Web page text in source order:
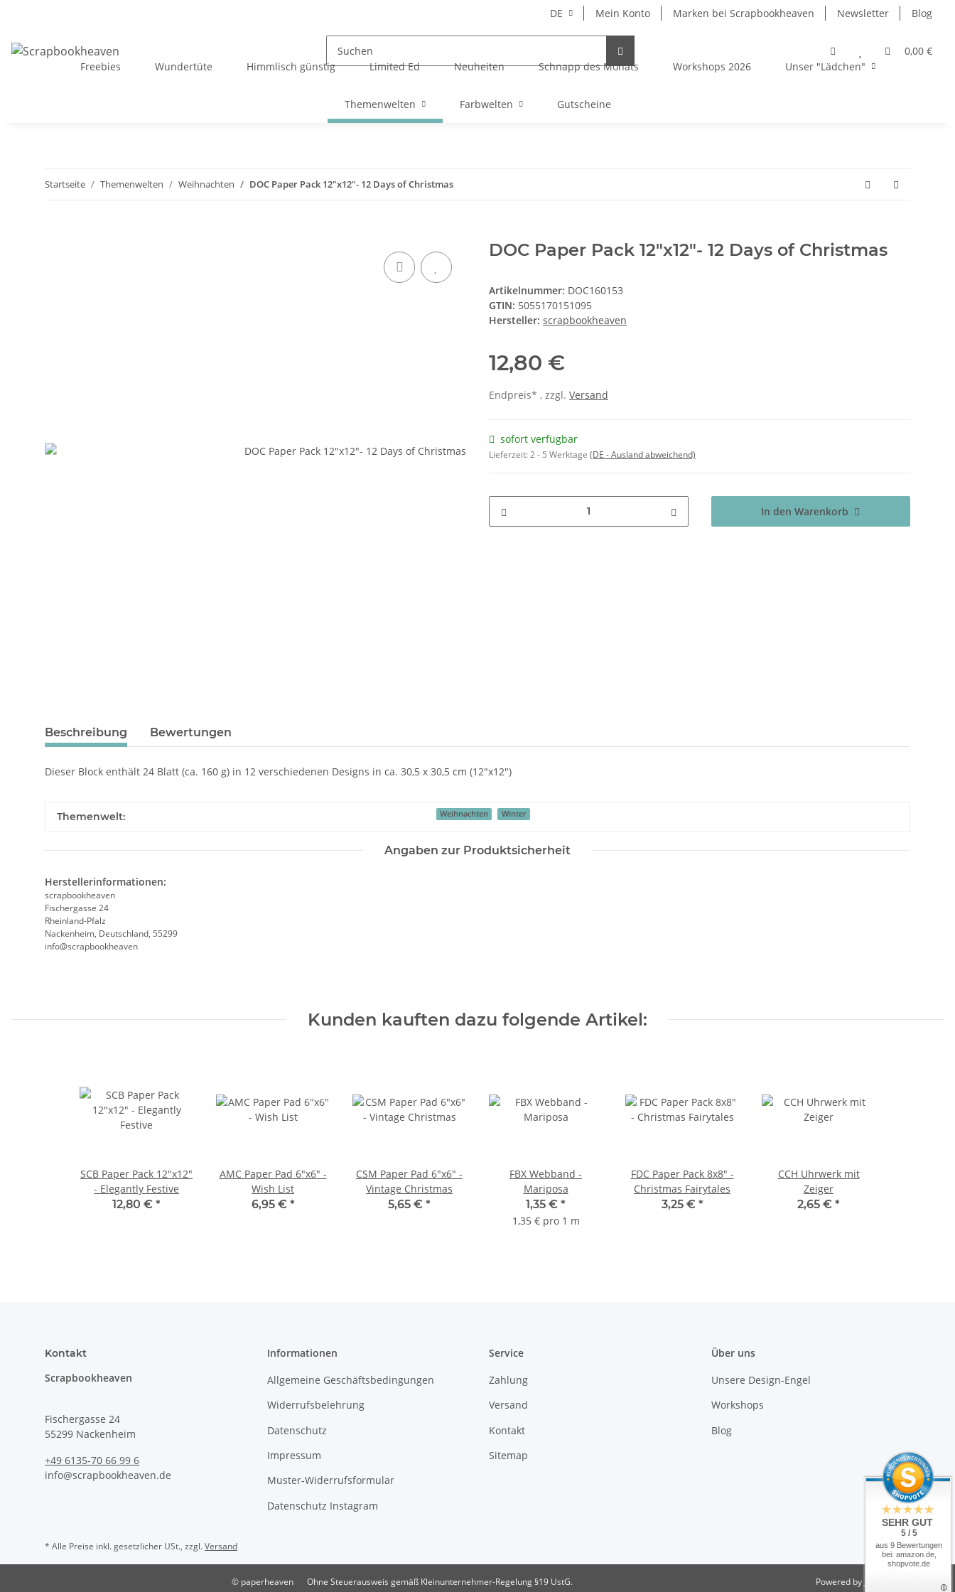
DE Mein Konto Marken bei Scrapbookheaven Newsletter Blog
0,00 €
Freebies
Wundertüte Himmlisch günstig Limited Ed Neuheiten Schnapp des Monats Workshops 2026 Unser "Lädchen"
Themenwelten Farbwelten Gutscheine
Startseite Themenwelten Weihnachten DOC Paper Pack 12"x12"- 12 Days of Christmas
DOC Paper Pack 12"x12"- 12 Days of Christmas
Artikelnummer: DOC160153
GTIN: 5055170151095
Hersteller: scrapbookheaven
12,80 €
Endpreis* , zzgl. Versand
sofort verfügbar
Lieferzeit:2 - 5 Werktage (DE - Ausland abweichend)
In den Warenkorb
Beschreibung Bewertungen
Dieser Block enthält 24 Blatt (ca. 160 g) in 12 verschiedenen Designs in ca. 30,5 x 30,5 cm (12"x12")
Themenwelt: Weihnachten Winter
Angaben zur Produktsicherheit
Herstellerinformationen:
scrapbookheaven
Fischergasse 24
Rheinland-Pfalz
Nackenheim, Deutschland, 55299
info@scrapbookheaven
Kunden kauften dazu folgende Artikel:
SCB Paper Pack 12"x12"
- Elegantly Festive
12,80 € *
AMC Paper Pad 6"x6" -
Wish List
6,95 € *
CSM Paper Pad 6"x6" -
Vintage Christmas
5,65 € *
FBX Webband -
Mariposa
1,35 € *
1,35 € pro 1 m
FDC Paper Pack 8x8" -
Christmas Fairytales
3,25 € *
CCH Uhrwerk mit
Zeiger
2,65 € *
Kontakt
Scrapbookheaven
Fischergasse 24
55299 Nackenheim
+49 6135-70 66 99 6
info@scrapbookheaven.de
Informationen
Allgemeine Geschäftsbedingungen
Widerrufsbelehrung
Datenschutz
Impressum
Muster-Widerrufsformular
Datenschutz Instagram
Service
Zahlung
Versand
Kontakt
Sitemap
Über uns
Unsere Design-Engel
Workshops
Blog
* Alle Preise inkl. gesetzlicher USt., zzgl.Versand
© paperheaven Ohne Steuerausweis gemäß Kleinunternehmer-Regelung §19 UstG. Powered by
SEHR GUT
5 / 5
aus 9 Bewertungen
bei: amazon.de,
shopvote.de